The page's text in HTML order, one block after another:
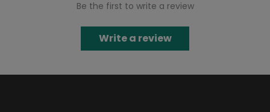
Be the first to write a review
Write a review